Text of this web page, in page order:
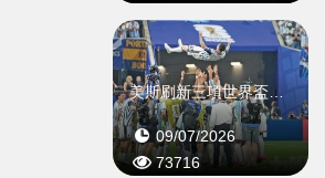
美斯刷新三項世界盃歷史紀錄
09/07/2026
73716